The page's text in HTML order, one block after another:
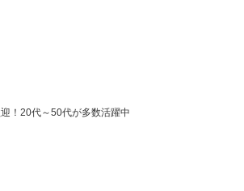
！20代～50代が多数活躍中